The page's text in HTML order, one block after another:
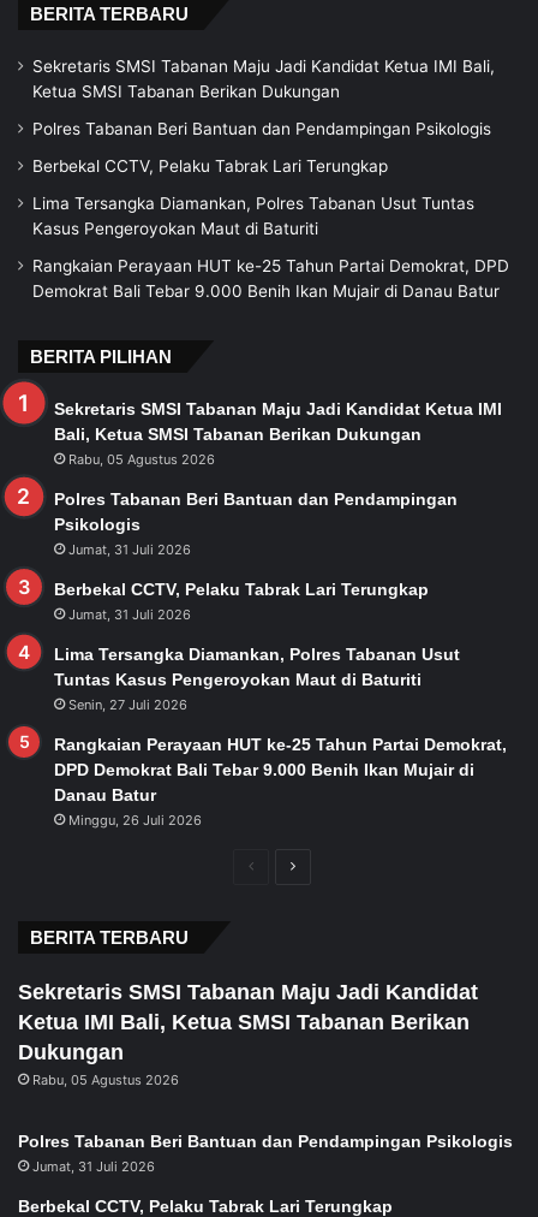
BERITA TERBARU
Sekretaris SMSI Tabanan Maju Jadi Kandidat Ketua IMI Bali,
Ketua SMSI Tabanan Berikan Dukungan
Polres Tabanan Beri Bantuan dan Pendampingan Psikologis
Berbekal CCTV, Pelaku Tabrak Lari Terungkap
Lima Tersangka Diamankan, Polres Tabanan Usut Tuntas
Kasus Pengeroyokan Maut di Baturiti
Rangkaian Perayaan HUT ke-25 Tahun Partai Demokrat, DPD
Demokrat Bali Tebar 9.000 Benih Ikan Mujair di Danau Batur
BERITA PILIHAN
Sekretaris SMSI Tabanan Maju Jadi Kandidat Ketua IMI
Bali, Ketua SMSI Tabanan Berikan Dukungan
Rabu, 05 Agustus 2026
Polres Tabanan Beri Bantuan dan Pendampingan
Psikologis
Jumat, 31 Juli 2026
Berbekal CCTV, Pelaku Tabrak Lari Terungkap
Jumat, 31 Juli 2026
Lima Tersangka Diamankan, Polres Tabanan Usut
Tuntas Kasus Pengeroyokan Maut di Baturiti
Senin, 27 Juli 2026
Rangkaian Perayaan HUT ke-25 Tahun Partai Demokrat,
DPD Demokrat Bali Tebar 9.000 Benih Ikan Mujair di
Danau Batur
Minggu, 26 Juli 2026
PreviousNext
BERITA TERBARU
Sekretaris SMSI Tabanan Maju Jadi Kandidat
Ketua IMI Bali, Ketua SMSI Tabanan Berikan
Dukungan
Rabu, 05 Agustus 2026
Polres Tabanan Beri Bantuan dan Pendampingan Psikologis
Jumat, 31 Juli 2026
Berbekal CCTV, Pelaku Tabrak Lari Terungkap